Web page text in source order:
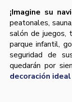
¡Imagine su
peatonales,
salón de juegos,
parque infantil,
seguridad de
quedarán por
decoración